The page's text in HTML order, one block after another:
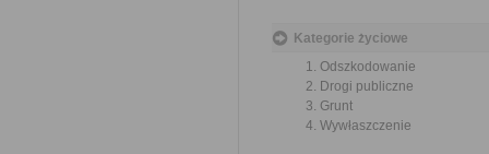
Kategorie życiowe
Odszkodowanie
Drogi publiczne
Grunt
Wywłaszczenie